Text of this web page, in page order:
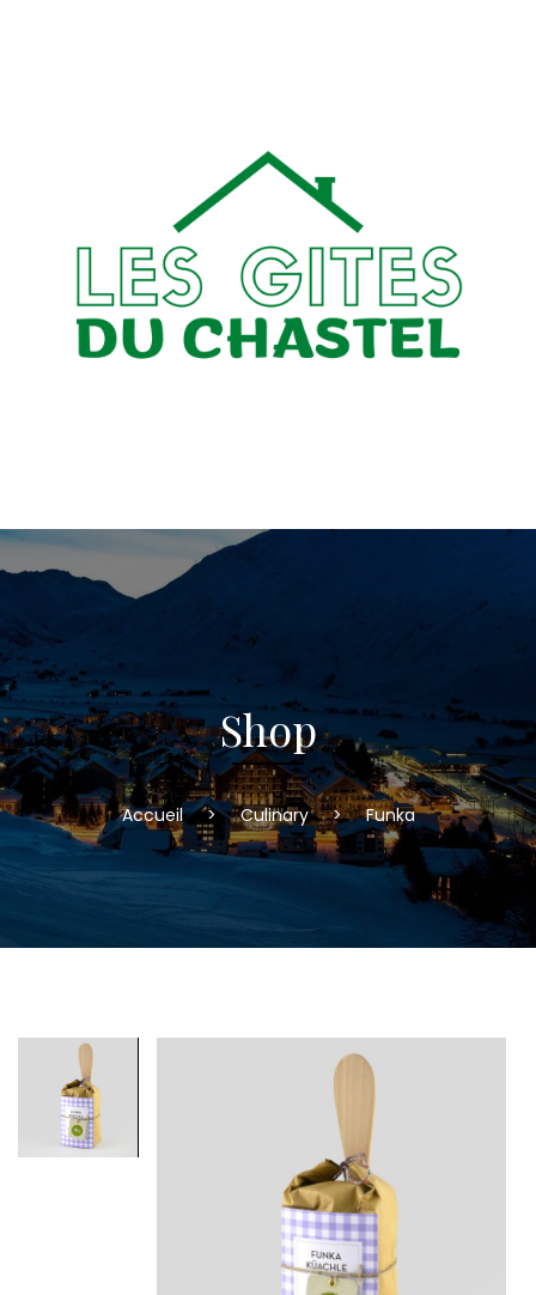
Shop
Accueil > Culinary > Funka